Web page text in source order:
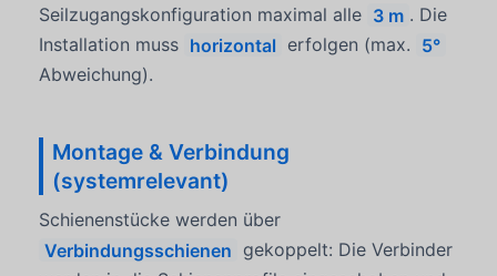
Seilzugangskonfiguration maximal alle 3 m . Die
Installation muss horizontal erfolgen (max. 5°
Abweichung).
Montage & Verbindung
(systemrelevant)
Schienenstücke werden über
Verbindungsschienen gekoppelt: Die Verbinder